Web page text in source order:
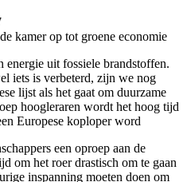
energie uit fossiele brandstoffen.
iets is verbeterd, zijn we nog
lijst als het gaat om duurzame
hoogleraren wordt het hoog tijd
Europese koploper word
een oproep aan de
om het roer drastisch om te gaan
inspanning moeten doen om